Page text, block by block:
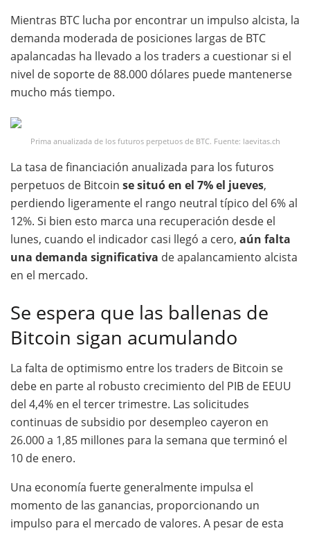
Mientras BTC lucha por encontrar un impulso alcista, la
demanda moderada de posiciones largas de BTC
apalancadas ha llevado a los traders a cuestionar si el
nivel de soporte de 88.000 dólares puede mantenerse
mucho más tiempo.
Prima anualizada de los futuros perpetuos de BTC. Fuente: laevitas.ch
La tasa de financiación anualizada para los futuros
perpetuos de Bitcoin se situó en el 7% el jueves,
perdiendo ligeramente el rango neutral típico del 6% al
12%. Si bien esto marca una recuperación desde el
lunes, cuando el indicador casi llegó a cero, aún falta
una demanda significativa de apalancamiento alcista
en el mercado.
Se espera que las ballenas de
Bitcoin sigan acumulando
La falta de optimismo entre los traders de Bitcoin se
debe en parte al robusto crecimiento del PIB de EEUU
del 4,4% en el tercer trimestre. Las solicitudes
continuas de subsidio por desempleo cayeron en
26.000 a 1,85 millones para la semana que terminó el
10 de enero.
Una economía fuerte generalmente impulsa el
momento de las ganancias, proporcionando un
impulso para el mercado de valores. A pesar de esta